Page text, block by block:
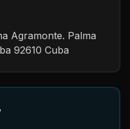
Agramonte. Palma
92610 Cuba